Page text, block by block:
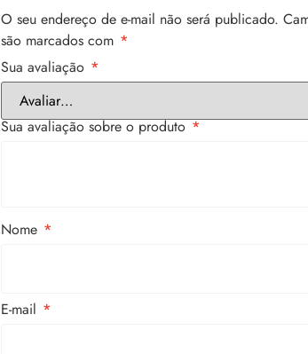
O seu endereço de e-mail não será publicado.
são marcados com *
Sua avaliação *
Sua avaliação sobre o produto*
Nome *
E-mail *